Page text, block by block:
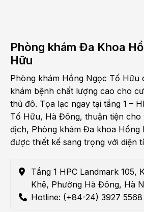
Phòng khám Đa Khoa
Hữu
Phòng khám Hồng Ngọc Tố Hữu
khám bệnh chất lượng cao cho
thủ đô. Tọa lạc ngay tại tầng 1 –
Tố Hữu, Hà Đông, thuận tiện cho
dịch, Phòng khám Đa khoa Hồng
được thiết kế sang trọng với diện
Tầng 1 HPC Landmark 105,
Khê, Phường Hà Đông, Hà
Hotline: (+84-24) 3927 5568